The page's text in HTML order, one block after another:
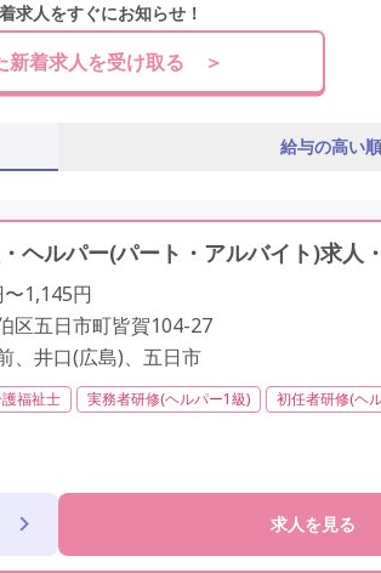
求人をすぐにお知らせ！
新着求人を受け取る ＞
給与の高い順
ルパー(パート・アルバイト)求人
〜1,145円
区五日市町皆賀104-27
、井口(広島)、五日市
福祉士 実務者研修(ヘルパー1級) 初任者研修(ヘ
求人を見る